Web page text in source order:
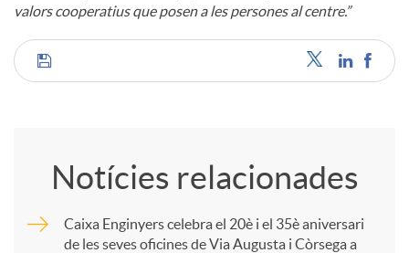
valors cooperatius que posen a les persones al centre.”
C
Notícies relacionades
Caixa Enginyers celebra el 20è i el 35è aniversari
de les seves oficines de Via Augusta i Còrsega a